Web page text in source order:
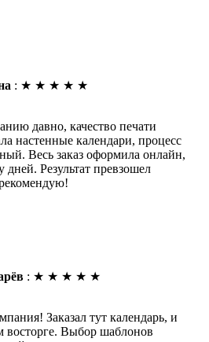
: ★ ★ ★ ★ ★
давно, качество печати
настенные календари, процесс
Весь заказ оформила онлайн,
дней. Результат превзошел
: ★ ★ ★ ★ ★
Заказал тут календарь, и
восторге. Выбор шаблонов